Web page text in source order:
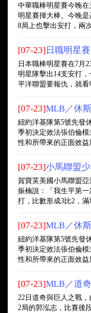
中華職棒明星賽今晚
明星賽揮大棒。今晚
8局上也擊出安打，兩
[07-23] 日職明星
日本職棒明星賽在7月
明星隊擊出14支安打
平洋聯盟要報仇，就看
[07-23]MLB／休
紐約洋基隊第5號先發
季初決定效法張伯倫
性和所帶來的正面效益
[07-23]小馬聯盟
賀寶芙美國小馬聯盟
振楠說：「我生平第
打，比數形成3比2，
[07-23]MLB／休
紐約洋基隊第5號先發
季初決定效法張伯倫
性和所帶來的正面效益
[07-23]MLB／道
22日道奇與巨人之戰
2局的郭泓志，比賽後